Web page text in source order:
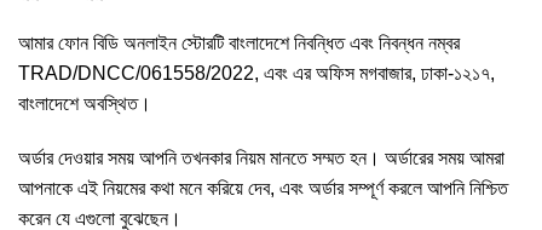
আমার ফোন বিডি অনলাইন স্টোরটি বাংলাদেশে নিবন্ধিত এবং নিবন্ধন নম্বর
TRAD/DNCC/061558/2022, এবং এর অফিস মগবাজার, ঢাকা-১২১৭,
বাংলাদেশে অবস্থিত।
অর্ডার দেওয়ার সময় আপনি তখনকার নিয়ম মানতে সম্মত হন। অর্ডারের সময় আমরা
আপনাকে এই নিয়মের কথা মনে করিয়ে দেব, এবং অর্ডার সম্পূর্ণ করলে আপনি নিশ্চিত
করেন যে এগুলো বুঝেছেন।